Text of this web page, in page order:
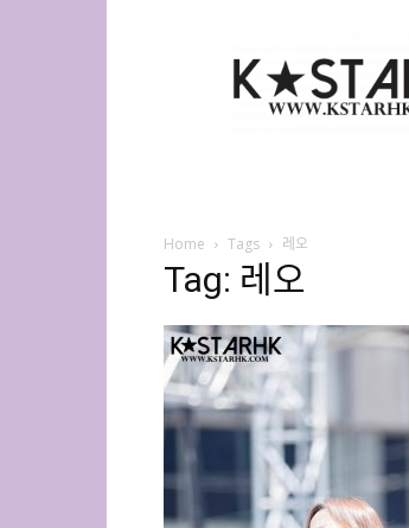
Star
HK
Home Tags 레오
Tag: 레오